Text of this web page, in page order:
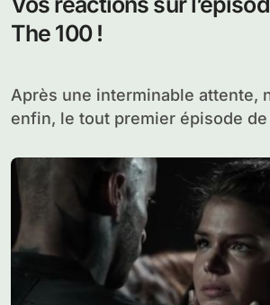
The 100 !
Après une interminable attente, nous y sommes
enfin, le tout premier épisode de